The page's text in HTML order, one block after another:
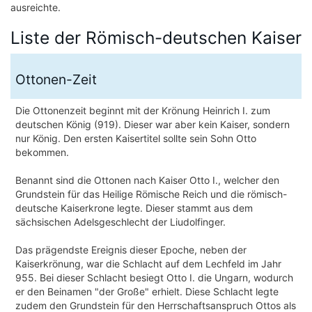
ausreichte.
Liste der Römisch-deutschen Kaiser
Ottonen-Zeit
Die Ottonenzeit beginnt mit der Krönung Heinrich I. zum
deutschen König (919). Dieser war aber kein Kaiser, sondern
nur König. Den ersten Kaisertitel sollte sein Sohn Otto
bekommen.
Benannt sind die Ottonen nach Kaiser Otto I., welcher den
Grundstein für das Heilige Römische Reich und die römisch-
deutsche Kaiserkrone legte. Dieser stammt aus dem
sächsischen Adelsgeschlecht der Liudolfinger.
Das prägendste Ereignis dieser Epoche, neben der
Kaiserkrönung, war die Schlacht auf dem Lechfeld im Jahr
955. Bei dieser Schlacht besiegt Otto I. die Ungarn, wodurch
er den Beinamen "der Große" erhielt. Diese Schlacht legte
zudem den Grundstein für den Herrschaftsanspruch Ottos als